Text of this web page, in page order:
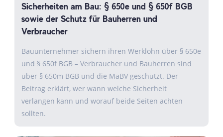
Sicherheiten am Bau: § 650e und § 650f BGB
sowie der Schutz für Bauherren und
Verbraucher
Bauunternehmer sichern ihren Werklohn über § 650e
und § 650f BGB – Verbraucher und Bauherren sind
über § 650m BGB und die MaBV geschützt. Der
Beitrag erklärt, wer wann welche Sicherheit
verlangen kann und worauf beide Seiten achten
sollten.